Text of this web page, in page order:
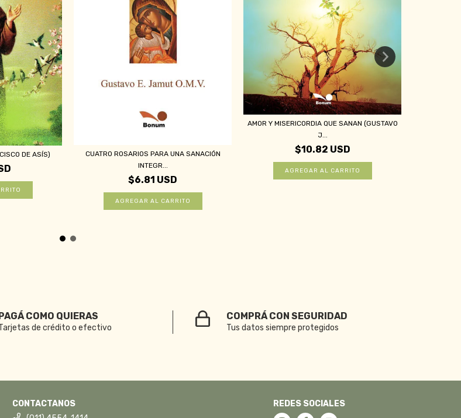
DE ASÍS)
CUATRO ROSARIOS PARA UNA SANACIÓN
INTEGR...
$6.81 USD
AMOR Y MISERICORDIA QUE SANAN (GUSTAVO
J...
$10.82 USD
COMO QUIERAS
de crédito o efectivo
COMPRÁ CON SEGURIDAD
Tus datos siempre protegidos
CONTACTANOS
REDES SOCIALES